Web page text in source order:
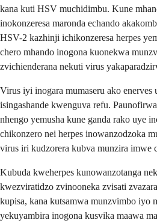
kana kuti HSV muchidimbu. Kune
inokonzeresa maronda echando
HSV-2 kazhinji ichikonzeresa herpes
chero mhando inogona kuonekwa
zvichienderana nekuti virus
Virus iyi inogara mumaseru ako enerves
isingashande kwenguva refu.
nhengo yemusha kune ganda rako uye
chikonzero nei herpes inowanzodzoka
virus iri kudzorera kubva munzira imwe
Kubuda kweherpes kunowanzotanga
kwezviratidzo zvinooneka zvisati
kupisa, kana kutsamwa munzvimbo iyo
yekuyambira inogona kusvika maawa